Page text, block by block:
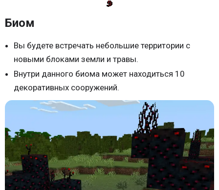
Биом
Вы будете встречать небольшие территории с
новыми блоками земли и травы.
Внутри данного биома может находиться 10
декоративных сооружений.